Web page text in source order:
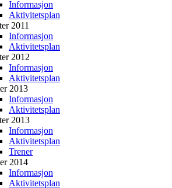
Informasjon
Aktivitetsplan
2011
Informasjon
Aktivitetsplan
2012
Informasjon
Aktivitetsplan
2013
Informasjon
Aktivitetsplan
2013
Informasjon
Aktivitetsplan
Trener
2014
Informasjon
Aktivitetsplan